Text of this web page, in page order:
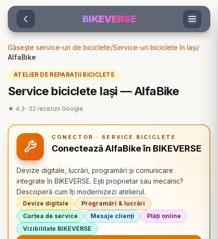
Sari la conținut
BIKEVERSE
Găsește service-uri de biciclete/Service-uri biciclete în Iași/
AlfaBike
ATELIER DE REPARAȚII BICICLETE
Service biciclete Iași — AlfaBike
★ 4.3 · 52 recenzii Google
CONECTOR · SERVICE BICICLETE
Conectează AlfaBike în BIKEVERSE
Devize digitale, lucrări, programări și comunicare
integrate în BIKEVERSE. Ești proprietar sau mecanic?
Descoperă cum îți modernizezi atelierul.
Devize digitale
Programări & lucrări
Cartea de service
Mesaje clienți
Plăți online
Vizibilitate BIKEVERSE